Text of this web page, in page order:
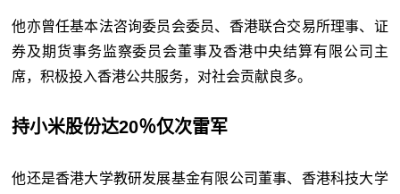
他亦曾任基本法咨询委员会委员、香港联合交易所理事、证
券及期货事务监察委员会董事及香港中央结算有限公司主
席，积极投入香港公共服务，对社会贡献良多。
持小米股份达20％仅次雷军
他还是香港大学教研发展基金有限公司董事、香港科技大学